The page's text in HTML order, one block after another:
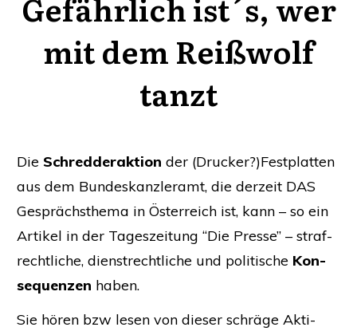
mit dem Reißwolf
tanzt
Die Schred­der­ak­ti­on der (Drucker?)Festplatten
aus dem Bun­des­kanz­ler­amt, die der­zeit DAS
Gesprächs­the­ma in Öster­reich ist, kann – so ein
Arti­kel in der Tages­zei­tung “Die Pres­se” – straf­
recht­li­che, dienst­recht­li­che und poli­ti­sche Kon­
se­quen­zen haben.
Sie hören bzw lesen von die­ser schrä­ge Akti­